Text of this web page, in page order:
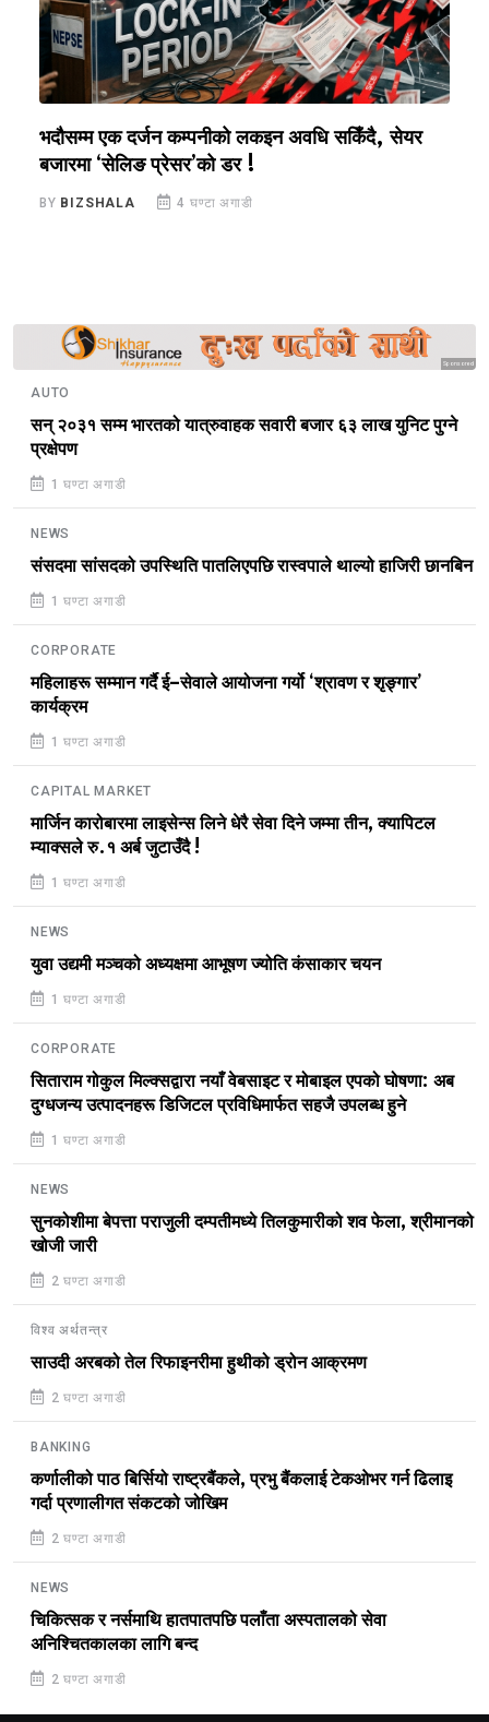
भदौसम्म एक दर्जन कम्पनीको लकइन अवधि सकिँदै, सेयर
बजारमा ‘सेलिङ प्रेसर’को डर !
BY BIZSHALA 4 घण्टा अगाडी
Sponsored
AUTO
सन् २०३१ सम्म भारतको यात्रुवाहक सवारी बजार ६३ लाख युनिट पुग्ने
प्रक्षेपण
1 घण्टा अगाडी
NEWS
संसदमा सांसदको उपस्थिति पातलिएपछि रास्वपाले थाल्यो हाजिरी छानबिन
1 घण्टा अगाडी
CORPORATE
महिलाहरू सम्मान गर्दै ई–सेवाले आयोजना गर्यो ‘श्रावण र शृङ्गार’
कार्यक्रम
1 घण्टा अगाडी
CAPITAL MARKET
मार्जिन कारोबारमा लाइसेन्स लिने धेरै सेवा दिने जम्मा तीन, क्यापिटल
म्याक्सले रु.१ अर्ब जुटाउँदै !
1 घण्टा अगाडी
NEWS
युवा उद्यमी मञ्चको अध्यक्षमा आभूषण ज्योति कंसाकार चयन
1 घण्टा अगाडी
CORPORATE
सिताराम गोकुल मिल्क्सद्वारा नयाँ वेबसाइट र मोबाइल एपको घोषणा: अब
दुग्धजन्य उत्पादनहरू डिजिटल प्रविधिमार्फत सहजै उपलब्ध हुने
1 घण्टा अगाडी
NEWS
सुनकोशीमा बेपत्ता पराजुली दम्पतीमध्ये तिलकुमारीको शव फेला, श्रीमानको
खोजी जारी
2 घण्टा अगाडी
विश्व अर्थतन्त्र
साउदी अरबको तेल रिफाइनरीमा हुथीको ड्रोन आक्रमण
2 घण्टा अगाडी
BANKING
कर्णालीको पाठ बिर्सियो राष्ट्रबैंकले, प्रभु बैंकलाई टेकओभर गर्न ढिलाइ
गर्दा प्रणालीगत संकटको जोखिम
2 घण्टा अगाडी
NEWS
चिकित्सक र नर्समाथि हातपातपछि पलाँता अस्पतालको सेवा
अनिश्चितकालका लागि बन्द
2 घण्टा अगाडी